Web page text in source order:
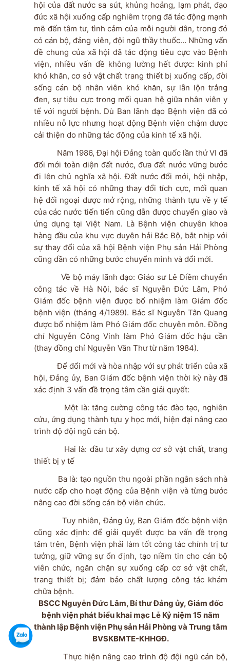
hội của đất nước sa sút, khủng hoảng, lạm phát, đạo
đức xã hội xuống cấp nghiêm trọng đã tác động mạnh
mẽ đến tâm tư, tình cảm của mỗi người dân, trong đó
có cán bộ, đảng viên, đội ngũ thầy thuốc… Những vấn
đề chung của xã hội đã tác động tiêu cực vào Bệnh
viện, nhiều vấn đề không lường hết được: kinh phí
khó khăn, cơ sở vật chất trang thiết bị xuống cấp, đời
sống cán bộ nhân viên khó khăn, sự lẫn lộn trắng
đen, sự tiêu cực trong mối quan hệ giữa nhân viên y
tế với người bệnh. Dù Ban lãnh đạo Bệnh viện đã có
nhiều nỗ lực nhưng hoạt động Bệnh viện chậm được
cải thiện do những tác động của kinh tế xã hội.
Năm 1986, Đại hội Đảng toàn quốc lần thứ VI đã
đổi mới toàn diện đất nước, đưa đất nước vững bước
đi lên chủ nghĩa xã hội. Đất nước đổi mới, hội nhập,
kinh tế xã hội có những thay đổi tích cực, mối quan
hệ đối ngoại được mở rộng, những thành tựu về y tế
của các nước tiến tiến cũng dẫn được chuyển giao và
ứng dụng tại Việt Nam. Là Bệnh viện chuyên khoa
hàng đầu của khu vực duyên hải Bắc Bộ, bắt nhịp với
sự thay đổi của xã hội Bệnh viện Phụ sản Hải Phòng
cũng dần có những bước chuyển mình và đổi mới.
Về bộ máy lãnh đạo: Giáo sư Lê Điềm chuyển
công tác về Hà Nội, bác sĩ Nguyễn Đức Lâm, Phó
Giám đốc bệnh viện được bổ nhiệm làm Giám đốc
bệnh viện (tháng 4/1989). Bác sĩ Nguyễn Tân Quang
được bổ nhiệm làm Phó Giám đốc chuyên môn. Đồng
chí Nguyễn Công Vinh làm Phó Giám đốc hậu cần
(thay đồng chí Nguyễn Văn Thư từ năm 1984).
Để đổi mới và hòa nhập với sự phát triển của xã
hội, Đảng ủy, Ban Giám đốc bệnh viện thời kỳ này đã
xác định 3 vấn đề trọng tâm cần giải quyết:
Một là: tăng cường công tác đào tạo, nghiên
cứu, ứng dụng thành tựu y học mới, hiện đại nâng cao
trình độ đội ngũ cán bộ.
Hai là: đầu tư xây dựng cơ sở vật chất, trang
thiết bị y tế
Ba là: tạo nguồn thu ngoài phần ngân sách nhà
nước cấp cho hoạt động của Bệnh viện và từng bước
nâng cao đời sống cán bộ viên chức.
Tuy nhiên, Đảng ủy, Ban Giám đốc bệnh viện
cũng xác định: để giải quyết được ba vấn đề trọng
tâm trên, Bệnh viện phải làm tốt công tác chính trị tư
tưởng, giữ vững sự ổn định, tạo niềm tin cho cán bộ
viên chức, ngăn chặn sự xuống cấp cơ sở vật chất,
trang thiết bị; đảm bảo chất lượng công tác khám
chữa bệnh.
BSCC Nguyễn Đức Lâm, Bí thư Đảng ủy, Giám đốc
bệnh viện phát biểu khai mạc Lễ Kỷ niệm 15 năm
thành lập Bệnh viện Phụ sản Hải Phòng và Trung tâm
BVSKBMTE-KHHGĐ.
Thực hiện nâng cao trình độ đội ngũ cán bộ,